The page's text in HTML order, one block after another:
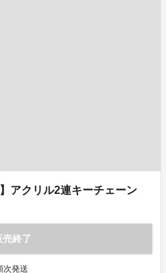
アクリル2連キーチェーン
売終了
次発送